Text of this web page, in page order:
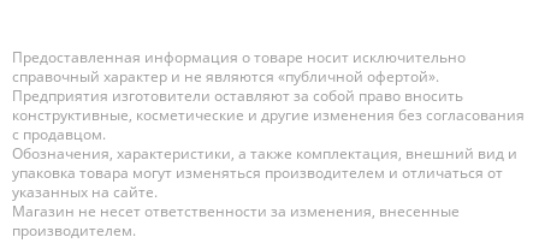
Предоставленная информация о товаре носит исключительно
справочный характер и не являются «публичной офертой».
Предприятия изготовители оставляют за собой право вносить
конструктивные, косметические и другие изменения без согласования
с продавцом.
Обозначения, характеристики, а также комплектация, внешний вид и
упаковка товара могут изменяться производителем и отличаться от
указанных на сайте.
Магазин не несет ответственности за изменения, внесенные
производителем.